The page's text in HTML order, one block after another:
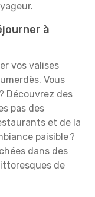
à
vos valises
Vous
Découvrez des
pas des
et de la
paisible ?
dans des
de